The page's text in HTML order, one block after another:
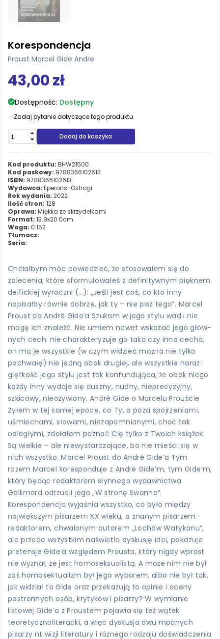
Korespondencja
Proust Marcel Gide Andre
43,00 zł
Dostępność: Dostępny
Zadaj pytanie dotyczące tego produktu
Dodaj do koszyka
Kod produktu: BHW21500
Kod paskowy: 9788366102613
ISBN: 9788366102613
Wydawca: Eperons-Ostrogi
Rok wydania: 2022
Ilość stron: 128
Oprawa: Miękka ze skrzydełkami
Format: 13.9x20.0cm
Waga: 0.152
Tłumacz:
Seria:
Chciałbym móc powiedzieć, że stosowałem się do
zalecenia, które sformułowałeś z definitywnym pięknem
delfickiej wyroczni (…): „Jeśli jest coś, co kto inny
napisałby równie dobrze, jak ty – nie pisz tego”. Marcel
Proust do André Gide’a Szukam w jego stylu wad i nie
mogę ich znaleźć. Nie umiem nawet wskazać jego głów­
nych cech: nie charakteryzuje go taka czy inna cecha,
on ma je wszystkie (w czym widzieć moż­na nie tylko
pochwałę) nie jedną obok drugiej, ale wszystkie naraz:
giętkość jego stylu jest tak konfundująca, że obok niego
każdy inny wydaje się duszny, nudny, nieprecyzyjny,
szkicowy, nie­ożywiony. André Gide o Marcelu Prouście
Żyłem w tej samej epoce, co Ty, a poza spojrzeniami,
uśmiechami, słowami, niezapomnianymi, choć tak
odległymi, zdołałem poznać Cię tylko z Twoich książek.
Są wielkie – ale niewystarczające, bo nie mieści się w
nich wszystko. Marcel Proust do André Gide’a Tym
razem Marcel koresponduje z André Gide’m, tym Gide’m,
który będąc redaktorem słynnego wydawnictwa
Gallimard odrzucił jego „W stronę Swanna”.
Korespondencja wyjaśnia wszystko, co było między
największym pisarzem XX wieku, a znanym pisarzem-
redaktorem, chwalonym autorem „Lochów Watykanu”,
ale przede wszystkim naświetla dyskusję idei, pokazuje
pretensje Gide’a względem Prousta, który nigdy wprost
nie wyznał, że jest homoseksualistą. A może nim nie był
zaś homosektualizm był jego wyborem, albo nie był tak,
jak widział to Gide oraz przekazują to opinie i oceny
postronnych osób, krytyków i pisarzy? W wymianie
listowej Gide’a z Proustem pojawia się też wątek
teoretycznoliteracki, a więc dyskusja dwu mocnych
pisarzy nt wizji literatury i różnego rodzaju doświadczenia